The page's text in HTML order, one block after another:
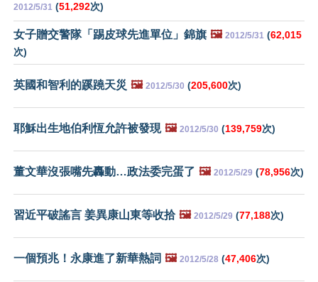
2012/5/31 (51,292次)
女子贈交警隊「踢皮球先進單位」錦旗 🖼️ 2012/5/31 (62,015
次)
英國和智利的蹊蹺天災 🖼️ 2012/5/30 (205,600次)
耶穌出生地伯利恆允許被發現 🖼️ 2012/5/30 (139,759次)
董文華沒張嘴先轟動…政法委完蛋了 🖼️ 2012/5/29 (78,956次)
習近平破謠言 姜異康山東等收拾 🖼️ 2012/5/29 (77,188次)
一個預兆！永康進了新華熱詞 🖼️ 2012/5/28 (47,406次)